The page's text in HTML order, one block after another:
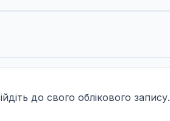
до свого облікового запису.